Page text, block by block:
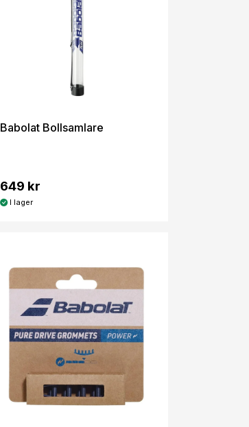
Babolat Bollsamlare
649 kr
I lager